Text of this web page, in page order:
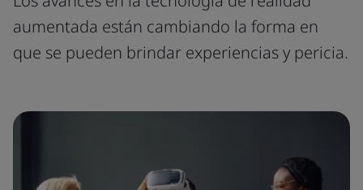
aumentada están cambiando la forma en
que se pueden brindar experiencias y pericia.